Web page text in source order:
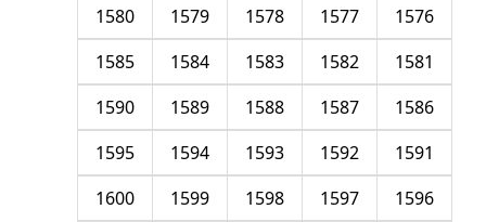
1576
1577
1578
1579
1580
1581
1582
1583
1584
1585
1586
1587
1588
1589
1590
1591
1592
1593
1594
1595
1596
1597
1598
1599
1600